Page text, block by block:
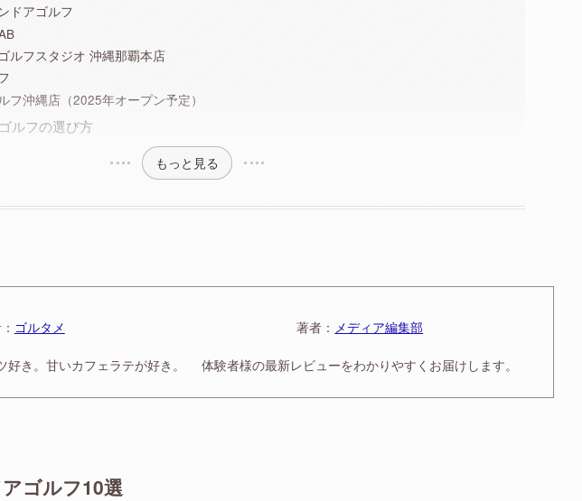
ドアゴルフ
ルフスタジオ 沖縄那覇本店
フ沖縄店（2025年オープン予定）
ルフの選び方
もっと見る
ゴルタメ
き。甘いカフェラテが好き。
著者： メディア編集部
体験者様の最新レビューをわかりやすくお届けします。
ゴルフ10選